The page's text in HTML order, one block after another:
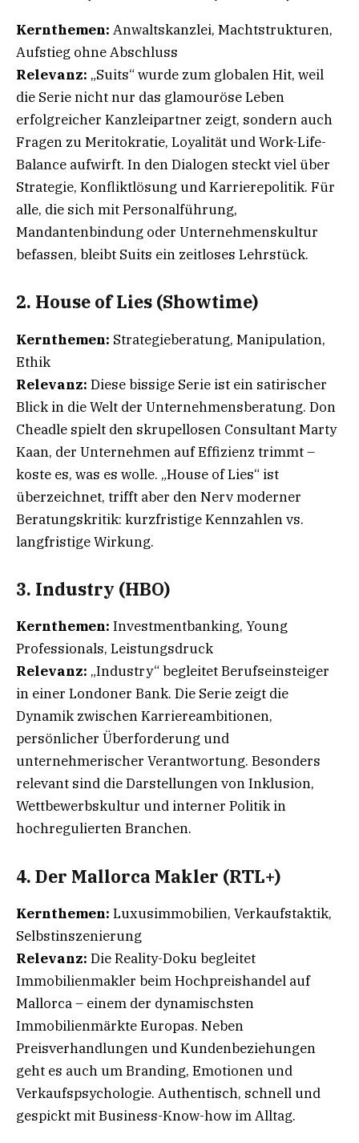
Kernthemen: Anwaltskanzlei, Machtstrukturen,
Aufstieg ohne Abschluss
Relevanz: „Suits“ wurde zum globalen Hit, weil
die Serie nicht nur das glamouröse Leben
erfolgreicher Kanzleipartner zeigt, sondern auch
Fragen zu Meritokratie, Loyalität und Work-Life-
Balance aufwirft. In den Dialogen steckt viel über
Strategie, Konfliktlösung und Karrierepolitik. Für
alle, die sich mit Personalführung,
Mandantenbindung oder Unternehmenskultur
befassen, bleibt Suits ein zeitloses Lehrstück.
2. House of Lies (Showtime)
Kernthemen: Strategieberatung, Manipulation,
Ethik
Relevanz: Diese bissige Serie ist ein satirischer
Blick in die Welt der Unternehmensberatung. Don
Cheadle spielt den skrupellosen Consultant Marty
Kaan, der Unternehmen auf Effizienz trimmt –
koste es, was es wolle. „House of Lies“ ist
überzeichnet, trifft aber den Nerv moderner
Beratungskritik: kurzfristige Kennzahlen vs.
langfristige Wirkung.
3. Industry (HBO)
Kernthemen: Investmentbanking, Young
Professionals, Leistungsdruck
Relevanz: „Industry“ begleitet Berufseinsteiger
in einer Londoner Bank. Die Serie zeigt die
Dynamik zwischen Karriereambitionen,
persönlicher Überforderung und
unternehmerischer Verantwortung. Besonders
relevant sind die Darstellungen von Inklusion,
Wettbewerbskultur und interner Politik in
hochregulierten Branchen.
4. Der Mallorca Makler (RTL+)
Kernthemen: Luxusimmobilien, Verkaufstaktik,
Selbstinszenierung
Relevanz: Die Reality-Doku begleitet
Immobilienmakler beim Hochpreishandel auf
Mallorca – einem der dynamischsten
Immobilienmärkte Europas. Neben
Preisverhandlungen und Kundenbeziehungen
geht es auch um Branding, Emotionen und
Verkaufspsychologie. Authentisch, schnell und
gespickt mit Business-Know-how im Alltag.